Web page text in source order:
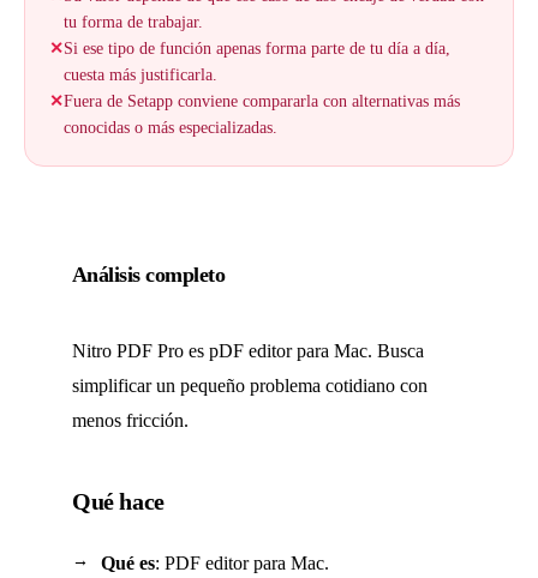
tu forma de trabajar.
✕Si ese tipo de función apenas forma parte de tu día a día,
cuesta más justificarla.
✕Fuera de Setapp conviene compararla con alternativas más
conocidas o más especializadas.
Análisis completo
Nitro PDF Pro es pDF editor para Mac. Busca
simplificar un pequeño problema cotidiano con
menos fricción.
Qué hace
Qué es: PDF editor para Mac.